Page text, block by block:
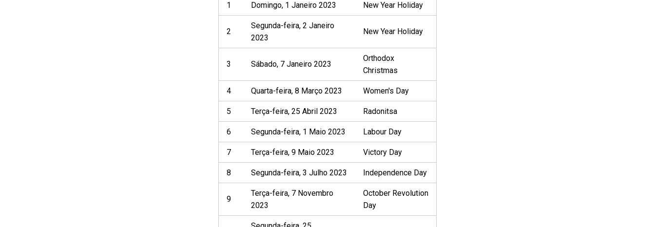
1 Domingo, 1 Janeiro 2023 New Year Holiday
2
Segunda-feira, 2 Janeiro
2023
New Year Holiday
3 Sábado, 7 Janeiro 2023
Orthodox
Christmas
4 Quarta-feira, 8 Março 2023 Women's Day
5 Terça-feira, 25 Abril 2023 Radonitsa
6 Segunda-feira, 1 Maio 2023 Labour Day
7 Terça-feira, 9 Maio 2023 Victory Day
8 Segunda-feira, 3 Julho 2023 Independence Day
9
Terça-feira, 7 Novembro
2023
October Revolution
Day